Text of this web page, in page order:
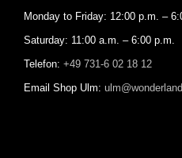
Monday to Friday: 12:00 p.m. –
Saturday: 11:00 a.m. – 6:00 p.m.
Telefon: +49 731-6 02 18 12
Email Shop Ulm: